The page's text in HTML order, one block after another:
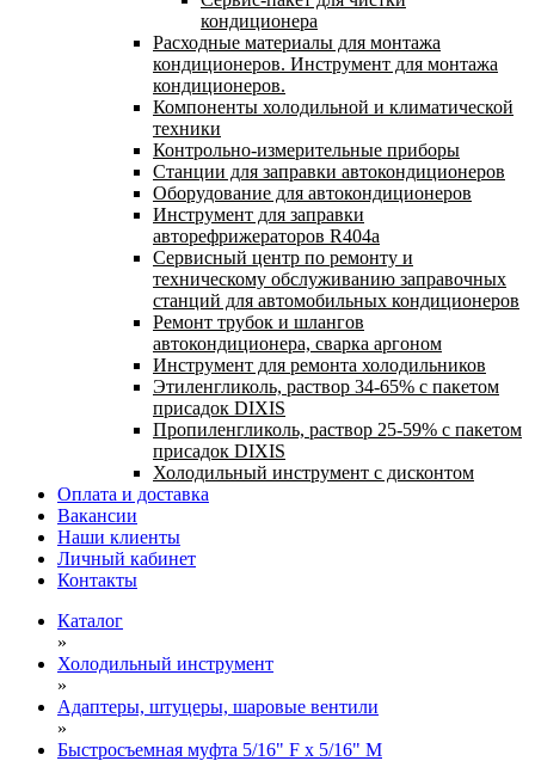
кондиционера
Расходные материалы для монтажа
кондиционеров. Инструмент для монтажа
кондиционеров.
Компоненты холодильной и климатической
техники
Контрольно-измерительные приборы
Станции для заправки автокондиционеров
Оборудование для автокондиционеров
Инструмент для заправки
авторефрижераторов R404a
Сервисный центр по ремонту и
техническому обслуживанию заправочных
станций для автомобильных кондиционеров
Ремонт трубок и шлангов
автокондиционера, сварка аргоном
Инструмент для ремонта холодильников
Этиленгликоль, раствор 34-65% с пакетом
присадок DIXIS
Пропиленгликоль, раствор 25-59% с пакетом
присадок DIXIS
Холодильный инструмент с дисконтом
Оплата и доставка
Вакансии
Наши клиенты
Личный кабинет
Контакты
Каталог
»
Холодильный инструмент
»
Адаптеры, штуцеры, шаровые вентили
»
Быстросъемная муфта 5/16" F х 5/16" M